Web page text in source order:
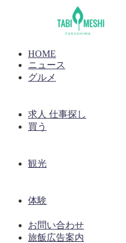
HOME
ニュース
グルメ
求人 仕事探し
買う
観光
体験
お問い合わせ
旅飯広告案内